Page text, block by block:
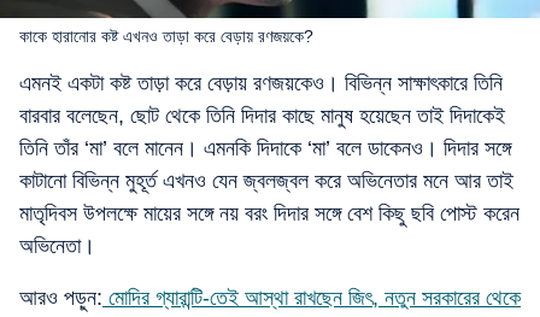
কাকে হারানোর কষ্ট এখনও তাড়া করে বেড়ায় রণজয়কে?
এমনই একটা কষ্ট তাড়া করে বেড়ায় রণজয়কেও। বিভিন্ন সাক্ষাৎকারে তিনি
বারবার বলেছেন, ছোট থেকে তিনি দিদার কাছে মানুষ হয়েছেন তাই দিদাকেই
তিনি তাঁর ‘মা’ বলে মানেন। এমনকি দিদাকে ‘মা’ বলে ডাকেনও। দিদার সঙ্গে
কাটানো বিভিন্ন মুহূর্ত এখনও যেন জ্বলজ্বল করে অভিনেতার মনে আর তাই
মাতৃদিবস উপলক্ষে মায়ের সঙ্গে নয় বরং দিদার সঙ্গে বেশ কিছু ছবি পোস্ট করেন
অভিনেতা।
আরও পড়ুন: মোদির গ্যারান্টি-তেই আস্থা রাখছেন জিৎ, নতুন সরকারের থেকে